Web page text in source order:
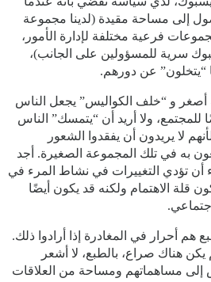
مساحة مقيدة (لدينا مجموعة
فرعية مختلفة لإدارة الأمور،
سرية للمسؤولين على الجانب)،
“يتخلون” عن دورهم.
أصغر و “خلف الكواليس” يجعل الناس
للمجتمع، ولا أريد أن “يتمسك” الناس
لا يريدون أن يفقدوا الشعور
به في تلك المجموعة الصغيرة. أجد
تؤدي التغييرات في نشاط المرء في
قلة الاهتمام ولكنه قد يكون أيضًا
هم أحرار في المغادرة إذا أرادوا ذلك.
يكن هناك صراع، بالطبع، لا أشعر
إلى مساهماتهم ومساحة من العلاقات